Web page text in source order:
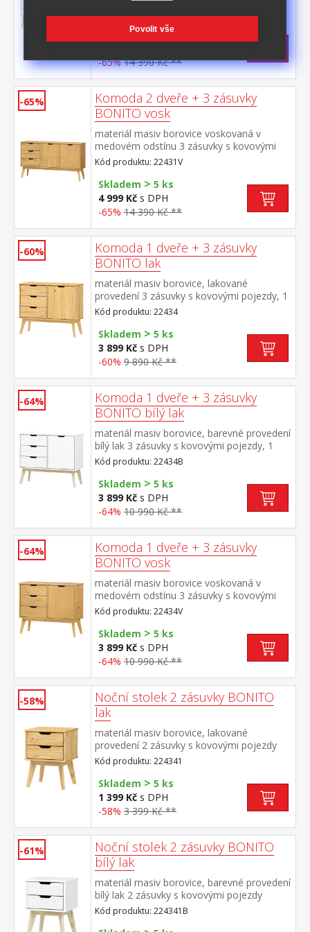
Skladem>5 ks
-65% 14 390 Kč **
-65%
Komoda 2 dveře + 3 zásuvky
BONITO vosk
materiál masiv borovice voskovaná v
medovém odstínu 3 zásuvky s kovovými
pojezdy, 2 dvířka, 1 police
Kód produktu: 22431V
Skladem > 5 ks
4 999 Kč s DPH
-65% 14 390 Kč **
-60%
Komoda 1 dveře + 3 zásuvky
BONITO lak
materiál masiv borovice, lakované
provedení 3 zásuvky s kovovými pojezdy, 1
dvířka, 1 police
Kód produktu: 22434
Skladem > 5 ks
3 899 Kč s DPH
-60% 9 890 Kč **
-64%
Komoda 1 dveře + 3 zásuvky
BONITO bílý lak
materiál masiv borovice, barevné provedení
bílý lak 3 zásuvky s kovovými pojezdy, 1
dvířka, 1 police
Kód produktu: 22434B
Skladem > 5 ks
3 899 Kč s DPH
-64% 10 990 Kč **
-64%
Komoda 1 dveře + 3 zásuvky
BONITO vosk
materiál masiv borovice voskovaná v
medovém odstínu 3 zásuvky s kovovými
pojezdy, 1 dvířka, 1 police
Kód produktu: 22434V
Skladem > 5 ks
3 899 Kč s DPH
-64% 10 990 Kč **
-58%
Noční stolek 2 zásuvky BONITO
lak
materiál masiv borovice, lakované
provedení 2 zásuvky s kovovými pojezdy
Kód produktu: 224341
Skladem > 5 ks
1 399 Kč s DPH
-58% 3 399 Kč **
-61%
Noční stolek 2 zásuvky BONITO
bílý lak
materiál masiv borovice, barevné provedení
bílý lak 2 zásuvky s kovovými pojezdy
Kód produktu: 224341B
Povolit vše